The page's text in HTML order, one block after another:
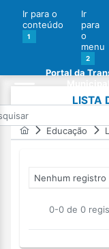
Ir para o
conteúdo
1
Ir
para
o
menu
2
Portal da
LISTA
Educação
Nenhum
0-0 de 0